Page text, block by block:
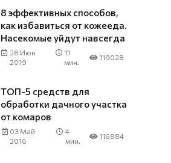
8 эффективных способов,
как избавиться от кожееда.
Насекомые уйдут навсегда
28 Июн
2019
11
мин.
119028
ТОП-5 средств для
обработки дачного участка
от комаров
03 Май
2016
4
мин.
116884